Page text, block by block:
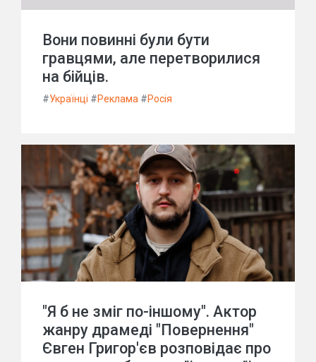
Вони повинні були бути
гравцями, але перетворилися
на бійців.
#Українці #Реклама #Росія
"Я б не зміг по-іншому". Актор
жанру драмеді "Повернення"
Євген Григор'єв розповідає про